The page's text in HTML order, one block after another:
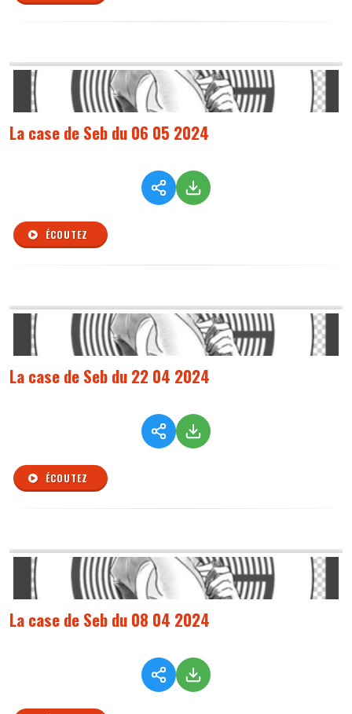
La case de Seb du 06 05 2024
ÉCOUTEZ
La case de Seb du 22 04 2024
ÉCOUTEZ
La case de Seb du 08 04 2024